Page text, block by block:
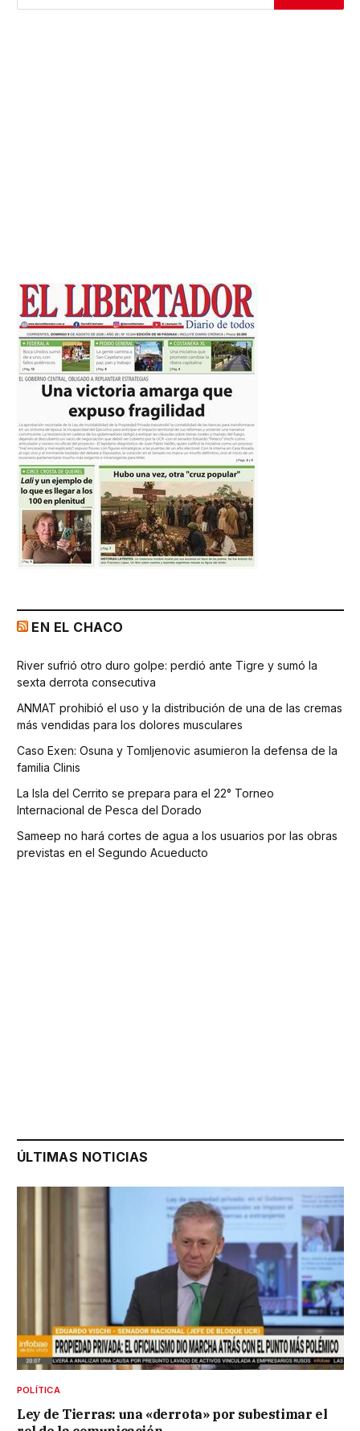
EN EL CHACO
River sufrió otro duro golpe: perdió ante Tigre y sumó la
sexta derrota consecutiva
ANMAT prohibió el uso y la distribución de una de las cremas
más vendidas para los dolores musculares
Caso Exen: Osuna y Tomljenovic asumieron la defensa de la
familia Clinis
La Isla del Cerrito se prepara para el 22° Torneo
Internacional de Pesca del Dorado
Sameep no hará cortes de agua a los usuarios por las obras
previstas en el Segundo Acueducto
ÚLTIMAS NOTICIAS
POLÍTICA
Ley de Tierras: una «derrota» por subestimar el